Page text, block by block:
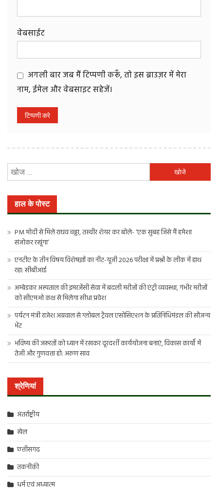
वेबसाईट
अगली बार जब मैं टिप्पणी करूँ, तो इस ब्राउज़र में मेरा
नाम, ईमेल और वेबसाइट सहेजें।
को
हाल के पोस्ट
PM मोदी से मिले राघव चड्ढा, तस्वीर शेयर कर बोले- ‘एक सुबह जिसे मैं हमेशा
संजोकर रखूंगा’
एनटीए के तीन विषय विशेषज्ञों का नीट-यूजी 2026 परीक्षा में प्रश्नों के लीक में हाथ
रहा: सीबीआई
अम्बेडकर अस्पताल की इमरजेंसी सेवा में बदली मरीजों की एंट्री व्यवस्था, गंभीर मरीजों
को सीएमओ कक्ष से मिलेगा सीधा प्रवेश
पर्यटन मंत्री राजेश अग्रवाल से ग्लोबल ट्रैवल एसोसिएशन के प्रतिनिधिमंडल की सौजन्य
भेंट
भविष्य की जरूरतों को ध्यान में रखकर दूरदर्शी कार्ययोजना बनाएं, विकास कार्यों में
तेजी और गुणवत्ता हो: अरुण साव
श्रेणियां
अंतर्राष्ट्रीय
खेल
छत्तीसगढ़
तकनीकी
धर्म एवं अध्यात्म